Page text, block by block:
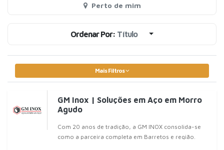
Perto de mim
Ordenar Por: Título
Mais Filtros
GM Inox | Soluções em Aço em Morro
Agudo
Com 20 anos de tradição, a GM INOX consolida-se
como a parceira completa em Barretos e região.